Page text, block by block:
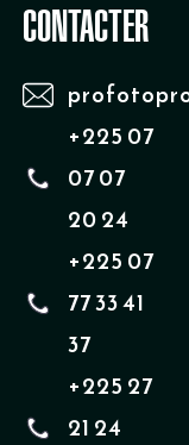
CONTACTER
+225 07
07 07
20 24
+225 07
77 33 41
37
+225 27
21 24